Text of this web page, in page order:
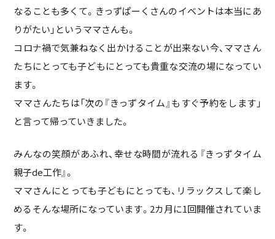
なることも多くて。きっずぱーくさんのイベントは本当にあ
りがたい」というママさんも。
コロナ禍で気兼ねなく出かけることが出来ない今、ママさん
たちにとっても子どもにとっても貴重な交流の場になってい
ます。
ママさんたちは「次の『きっずタイム』もすぐ予約をします」
と言って帰っていきました。
みんなの笑顔があふれ、幸せな時間が流れる『きっずタイム
親子de工作』。
ママさんにとっても子どもにとっても、リラックスして楽し
めるそんな場所になっています。2カ月に1回開催されていま
す。